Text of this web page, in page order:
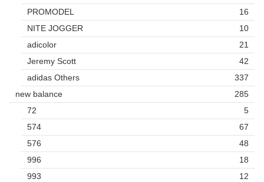
PROMODEL
16
NITE JOGGER
10
adicolor
21
Jeremy Scott
42
adidas Others
337
new balance
285
72
5
574
67
576
48
996
18
993
12